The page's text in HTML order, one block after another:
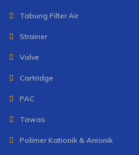
Tabung Filter Air
Strainer
Valve
Cartridge
PAC
Tawas
Polimer Kationik & Anionik